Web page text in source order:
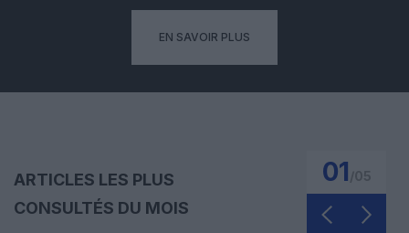
EN SAVOIR PLUS
ARTICLES LES PLUS
CONSULTÉS DU MOIS
01